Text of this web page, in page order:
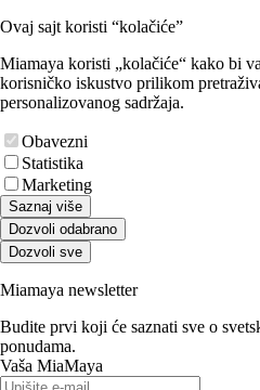
Ovaj sajt koristi “kolačiće”
Miamaya koristi „kolačiće“ kako bi
korisničko iskustvo prilikom
personalizovanog sadržaja.
Obavezni
Statistika
Marketing
Saznaj više
Dozvoli odabrano
Dozvoli sve
Miamaya newsletter
Budite prvi koji će saznati sve o
ponudama.
Vaša MiaMaya